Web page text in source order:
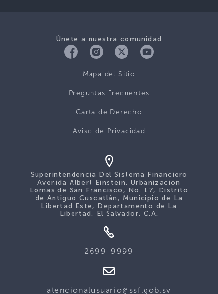
Únete a nuestra comunidad
Mapa del Sitio
Preguntas Frecuentes
Carta de Derecho
Aviso de Privacidad
Superintendencia Del Sistema Financiero
Avenida Albert Einstein, Urbanización
Lomas de San Francisco, No. 17, Distrito
de Antiguo Cuscatlán, Municipio de La
Libertad Este, Departamento de La
Libertad, El Salvador. C.A.
2699-9999
atencionalusuario@ssf.gob.sv